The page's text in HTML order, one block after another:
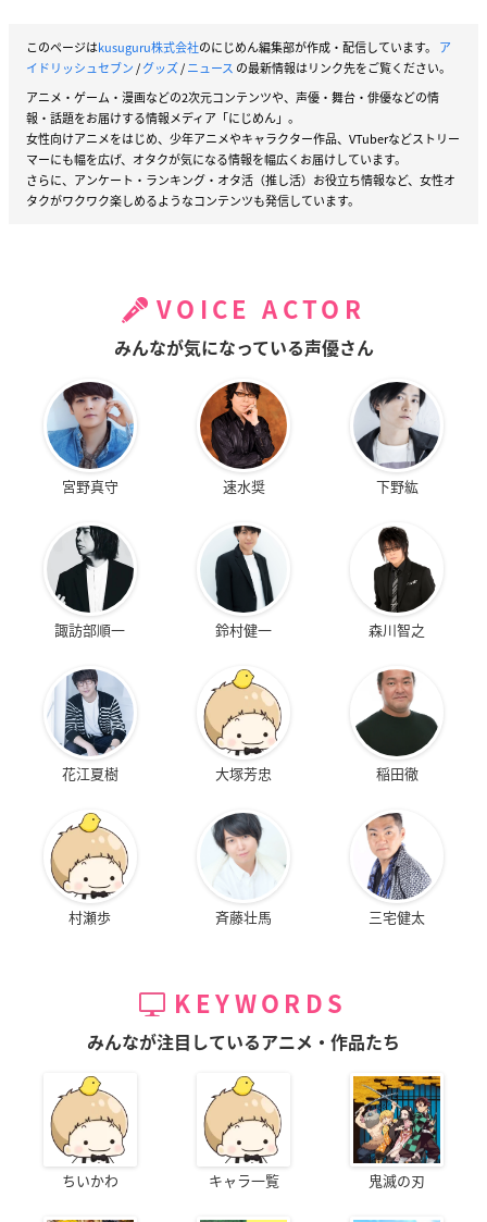
このページはkusuguru株式会社のにじめん編集部が作成・配信しています。 ア
イドリッシュセブン/グッズ/ニュース の最新情報はリンク先をご覧ください。
アニメ・ゲーム・漫画などの2次元コンテンツや、声優・舞台・俳優などの情
報・話題をお届けする情報メディア「にじめん」。
女性向けアニメをはじめ、少年アニメやキャラクター作品、VTuberなどストリー
マーにも幅を広げ、オタクが気になる情報を幅広くお届けしています。
さらに、アンケート・ランキング・オタ活（推し活）お役立ち情報など、女性オ
タクがワクワク楽しめるようなコンテンツも発信しています。
VOICE ACTOR
みんなが気になっている声優さん
宮野真守 速水奨 下野紘
諏訪部順一 鈴村健一 森川智之
花江夏樹 大塚芳忠 稲田徹
村瀬歩 斉藤壮馬 三宅健太
KEYWORDS
みんなが注目しているアニメ・作品たち
ちいかわ キャラ一覧 鬼滅の刃